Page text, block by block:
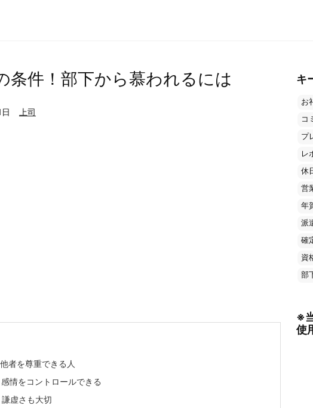
条件！部下から慕われるには
上司
者を尊重できる人
情をコントロールできる
虚さも大切
キ
お
コ
プ
レ
休
営
年
派
確
資
部
※
使